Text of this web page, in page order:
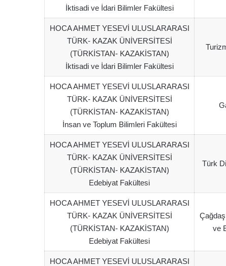
İktisadi ve İdari Bilimler Fakültesi
HOCA AHMET YESEVİ ULUSLARARASI
TÜRK- KAZAK ÜNİVERSİTESİ
(TÜRKİSTAN- KAZAKİSTAN)
İktisadi ve İdari Bilimler Fakültesi
HOCA AHMET YESEVİ ULUSLARARASI
TÜRK- KAZAK ÜNİVERSİTESİ
(TÜRKİSTAN- KAZAKİSTAN)
İnsan ve Toplum Bilimleri Fakültesi
HOCA AHMET YESEVİ ULUSLARARASI
TÜRK- KAZAK ÜNİVERSİTESİ
(TÜRKİSTAN- KAZAKİSTAN)
Edebiyat Fakültesi
Türk
HOCA AHMET YESEVİ ULUSLARARASI
TÜRK- KAZAK ÜNİVERSİTESİ
(TÜRKİSTAN- KAZAKİSTAN)
Edebiyat Fakültesi
ve
HOCA AHMET YESEVİ ULUSLARARASI